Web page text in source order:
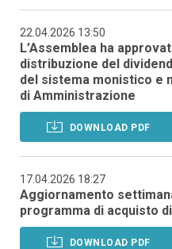
22.04.2026 13:50
L’Assemblea ha
distribuzione del
del sistema monistico e
di Amministrazione
DOWNLOAD PDF
17.04.2026 18:27
Aggiornamento
programma di acquisto
DOWNLOAD PDF